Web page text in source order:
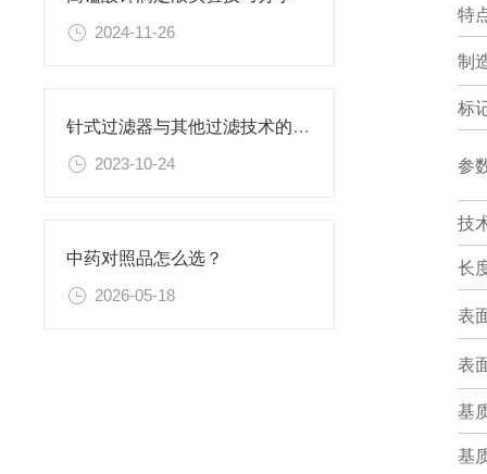
2024-11-26
针式过滤器与其他过滤技术的比较
2023-10-24
中药对照品怎么选？
2026-05-18
特
制
标
参
技
长
表
表
基
基